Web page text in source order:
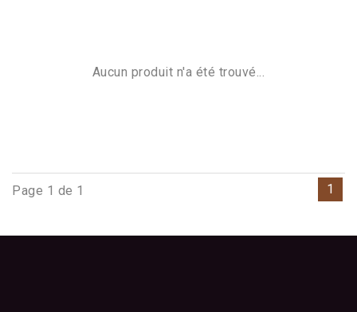
Aucun produit n'a été trouvé...
Page 1 de 1 1